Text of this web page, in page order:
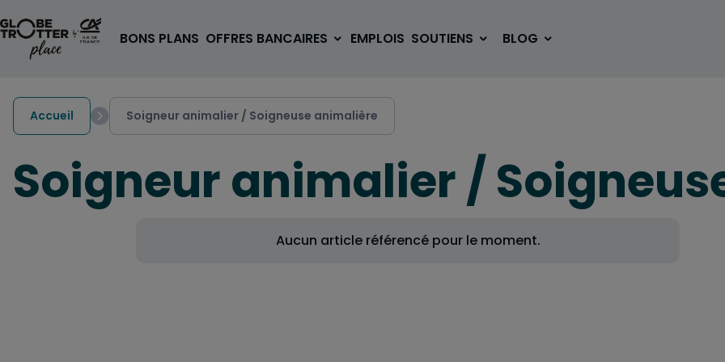
BONS PLANS OFFRES BANCAIRES EMPLOIS SOUTIENS BLOG
A PARTIR DE 3€
SE LOGER BOUGER
VOYAGER
Accueil Soigneur animalier / Soigneuse animalière
Soigneur animalier /
Aucun article référencé pour le moment.